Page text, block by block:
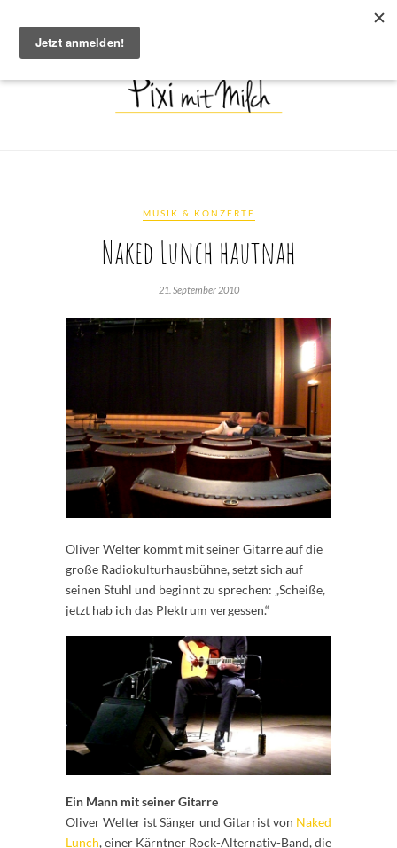
MUSIK & KONZERTE
Naked Lunch hautnah
21. September 2010
Oliver Welter kommt mit seiner Gitarre auf die
große Radiokulturhausbühne, setzt sich auf
seinen Stuhl und beginnt zu sprechen: „Scheiße,
jetzt hab ich das Plektrum vergessen.“
Ein Mann mit seiner Gitarre
Oliver Welter ist Sänger und Gitarrist von Naked
Lunch, einer Kärntner Rock-Alternativ-Band, die